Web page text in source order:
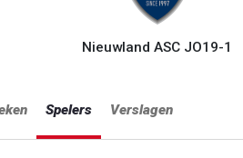
Nieuwland ASC JO19-1
Spelers Verslagen